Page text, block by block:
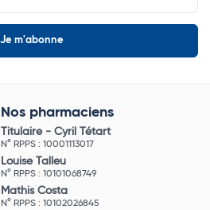
Nos pharmaciens
Titulaire - Cyril Tétart
N° RPPS : 10001113017
Louise Talleu
N° RPPS : 10101068749
Mathis Costa
N° RPPS : 10102026845